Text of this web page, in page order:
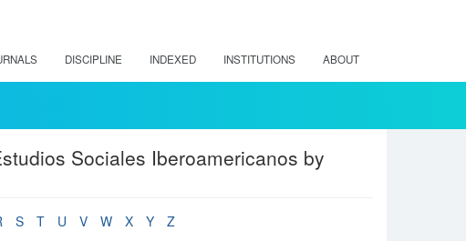
DISCIPLINE INDEXED INSTITUTIONS ABOUT
Sociales Iberoamericanos by
S T U V W X Y
Z